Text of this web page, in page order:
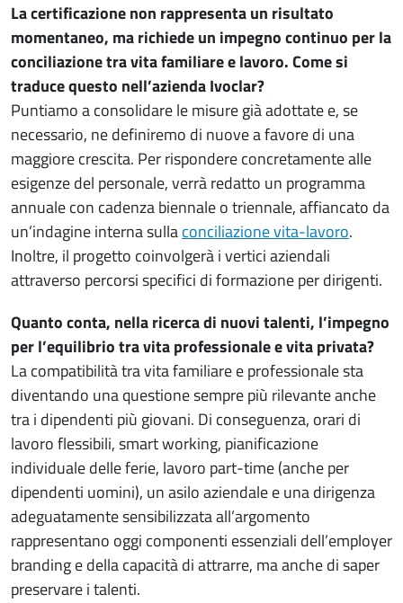
La certificazione non rappresenta un risultato
momentaneo, ma richiede un impegno continuo per la
conciliazione tra vita familiare e lavoro. Come si
traduce questo nell’azienda Ivoclar?
Puntiamo a consolidare le misure già adottate e, se
necessario, ne definiremo di nuove a favore di una
maggiore crescita. Per rispondere concretamente alle
esigenze del personale, verrà redatto un programma
annuale con cadenza biennale o triennale, affiancato da
un’indagine interna sullaconciliazione vita-lavoro.
Inoltre, il progetto coinvolgerà i vertici aziendali
attraverso percorsi specifici di formazione per dirigenti.
Quanto conta, nella ricerca di nuovi talenti, l’impegno
per l’equilibrio tra vita professionale e vita privata?
La compatibilità tra vita familiare e professionale sta
diventando una questione sempre più rilevante anche
tra i dipendenti più giovani. Di conseguenza, orari di
lavoro flessibili, smart working, pianificazione
individuale delle ferie, lavoro part-time (anche per
dipendenti uomini), un asilo aziendale e una dirigenza
adeguatamente sensibilizzata all’argomento
rappresentano oggi componenti essenziali dell’employer
branding e della capacità di attrarre, ma anche di saper
preservare i talenti.